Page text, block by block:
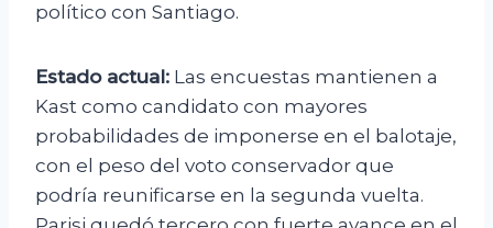
político con Santiago.
Estado actual: Las encuestas mantienen a
Kast como candidato con mayores
probabilidades de imponerse en el balotaje,
con el peso del voto conservador que
podría reunificarse en la segunda vuelta.